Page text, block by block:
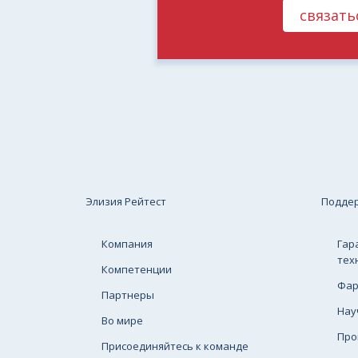
Элизия Рейтест
Компания
Компетенции
Партнеры
Во мире
Присоединяйтесь к команде